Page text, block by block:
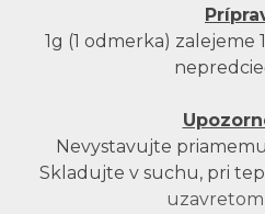
1g (1 odmerka)
Nevystavujte
Skladujte v suchu, pri
uzavretom